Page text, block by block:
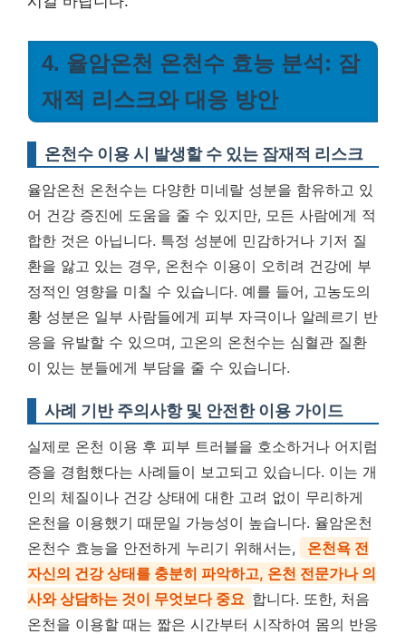
4. 율암온천 온천수 효능 분석: 잠
재적 리스크와 대응 방안
온천수 이용 시 발생할 수 있는 잠재적 리스크
율암온천 온천수는 다양한 미네랄 성분을 함유하고 있
어 건강 증진에 도움을 줄 수 있지만, 모든 사람에게 적
합한 것은 아닙니다. 특정 성분에 민감하거나 기저 질
환을 앓고 있는 경우, 온천수 이용이 오히려 건강에 부
정적인 영향을 미칠 수 있습니다. 예를 들어, 고농도의
황 성분은 일부 사람들에게 피부 자극이나 알레르기 반
응을 유발할 수 있으며, 고온의 온천수는 심혈관 질환
이 있는 분들에게 부담을 줄 수 있습니다.
사례 기반 주의사항 및 안전한 이용 가이드
실제로 온천 이용 후 피부 트러블을 호소하거나 어지럼
증을 경험했다는 사례들이 보고되고 있습니다. 이는 개
인의 체질이나 건강 상태에 대한 고려 없이 무리하게
온천을 이용했기 때문일 가능성이 높습니다. 율암온천
온천수 효능을 안전하게 누리기 위해서는,
온천욕 전
자신의 건강 상태를 충분히 파악하고, 온천 전문가나 의
사와 상담하는 것이 무엇보다 중요 합니다. 또한, 처음
온천을 이용할 때는 짧은 시간부터 시작하여 몸의 반응